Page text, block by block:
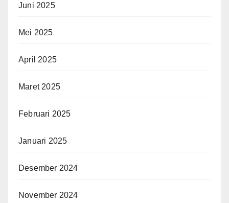
Juni 2025
Mei 2025
April 2025
Maret 2025
Februari 2025
Januari 2025
Desember 2024
November 2024